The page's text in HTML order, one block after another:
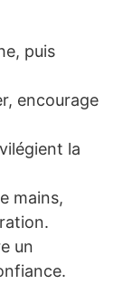
puis
encourage
la
mains,
un